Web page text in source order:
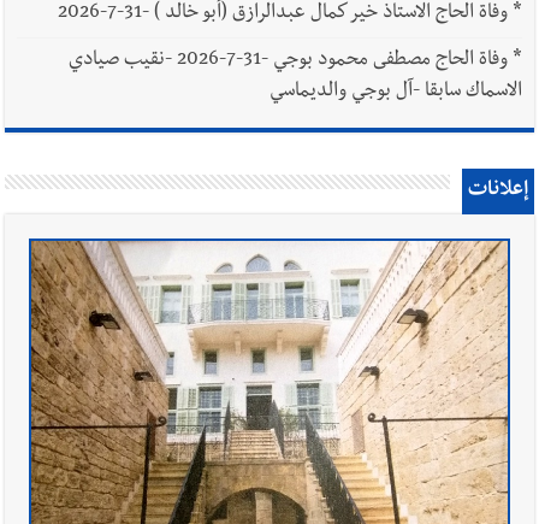
*وفاة الحاج الاستاذ خير كمال عبدالرازق (أبو خالد ) -31-7-2026
*
وفاة الحاج مصطفى محمود بوجي -31-7-2026 -نقيب صيادي
الاسماك سابقا -آل بوجي والديماسي
إعلانات